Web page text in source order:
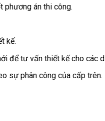
phương án thi công.
kế.
để tư vấn thiết kế cho các
sự phân công của cấp trên.